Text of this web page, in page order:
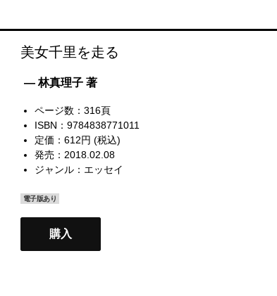
美女千里を走る
— 林真理子 著
ページ数：316頁
ISBN：9784838771011
定価：612円 (税込)
発売：2018.02.08
ジャンル： エッセイ
電子版あり
購入